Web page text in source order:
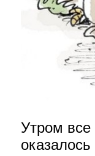
Утром все
оказалось